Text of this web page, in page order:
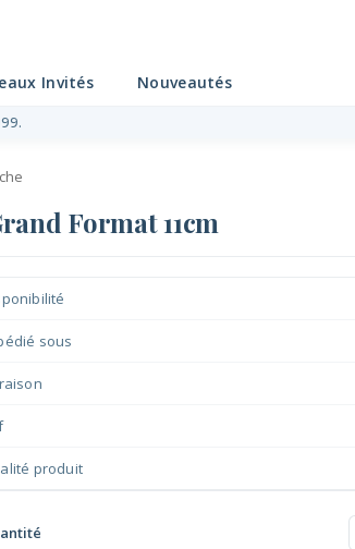
Invités Nouveautés
Format 11cm
sous
produit